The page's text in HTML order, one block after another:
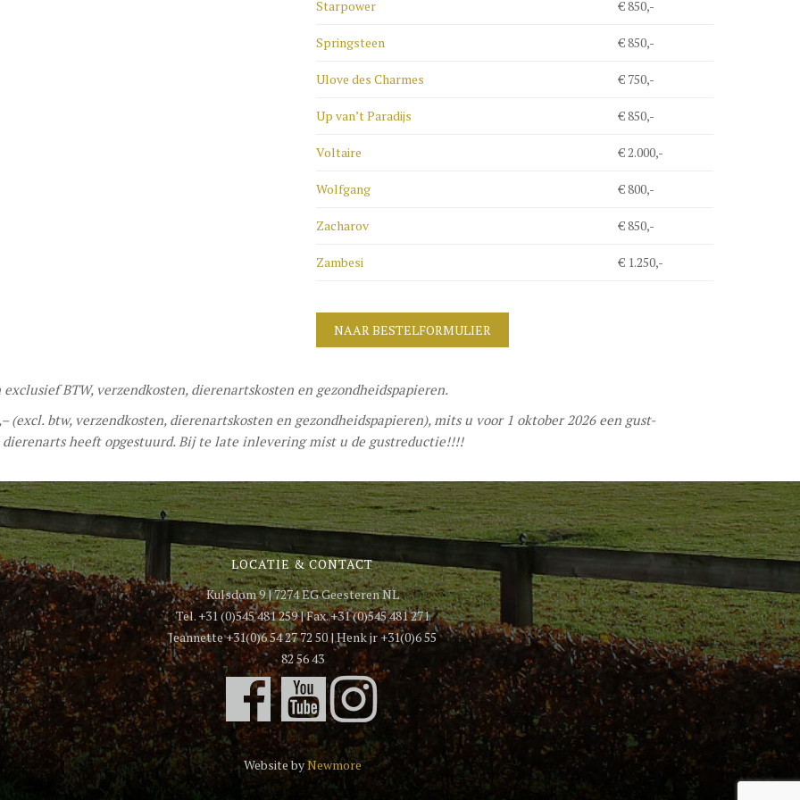
Starpower € 850,-
Springsteen € 850,-
Ulove des Charmes € 750,-
Up van’t Paradijs € 850,-
Voltaire € 2.000,-
Wolfgang € 800,-
Zacharov € 850,-
Zambesi € 1.250,-
NAAR BESTELFORMULIER
BTW, verzendkosten, dierenartskosten en gezondheidspapieren.
(excl. btw, verzendkosten, dierenartskosten en gezondheidspapieren), mits u voor 1 oktober 2026 een gust-
heeft opgestuurd. Bij te late inlevering mist u de gustreductie!!!!
LOCATIE & CONTACT
Kulsdom 9 | 7274 EG Geesteren NL
Tel. +31 (0)545 481 259 | Fax. +31 (0)545 481 271
Jeannette +31(0)6 54 27 72 50 | Henk jr +31(0)6 55
82 56 43
Website byNewmore